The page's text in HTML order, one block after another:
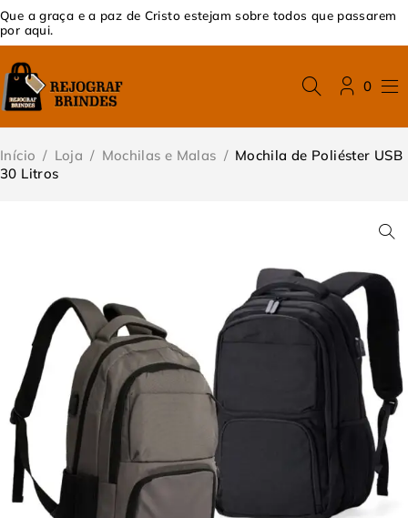
Que a graça e a paz de Cristo estejam sobre todos que passarem
por aqui.
0
Início / Loja / Mochilas e Malas / Mochila de Poliéster USB
30 Litros